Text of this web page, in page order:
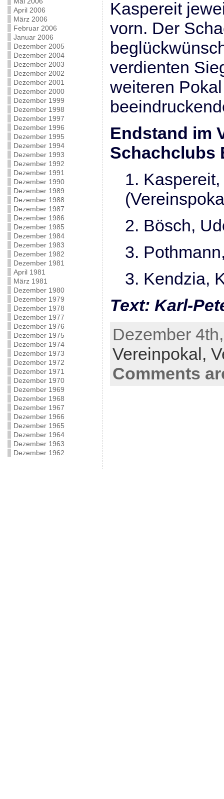
April 2006
März 2006
Februar 2006
Januar 2006
Dezember 2005
Dezember 2004
Dezember 2003
Dezember 2002
Dezember 2001
Dezember 2000
Dezember 1999
Dezember 1998
Dezember 1997
Dezember 1996
Dezember 1995
Dezember 1994
Dezember 1993
Dezember 1992
Dezember 1991
Dezember 1990
Dezember 1989
Dezember 1988
Dezember 1987
Dezember 1986
Dezember 1985
Dezember 1984
Dezember 1983
Dezember 1982
Dezember 1981
April 1981
März 1981
Dezember 1980
Dezember 1979
Dezember 1978
Dezember 1977
Dezember 1976
Dezember 1975
Dezember 1974
Dezember 1973
Dezember 1972
Dezember 1971
Dezember 1970
Dezember 1969
Dezember 1968
Dezember 1967
Dezember 1966
Dezember 1965
Dezember 1964
Dezember 1963
Dezember 1962
Kaspereit
vorn. Der
verdienten
weiteren
Endstand im
Schachclubs
1.
2. Bösch,
3.
3. Kendzia,
Text: Karl-
Dezember
Vereinpokal,
Comments